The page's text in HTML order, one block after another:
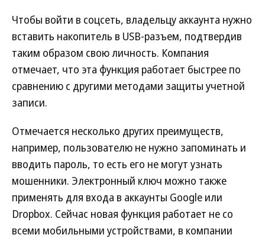
Чтобы войти в соцсеть, владельцу аккаунта нужно
вставить накопитель в USB-разъем, подтвердив
таким образом свою личность. Компания
отмечает, что эта функция работает быстрее по
сравнению с другими методами защиты учетной
записи.
Отмечается несколько других преимуществ,
например, пользователю не нужно запоминать и
вводить пароль, то есть его не могут узнать
мошенники. Электронный ключ можно также
применять для входа в аккаунты Google или
Dropbox. Сейчас новая функция работает не со
всеми мобильными устройствами, в компании